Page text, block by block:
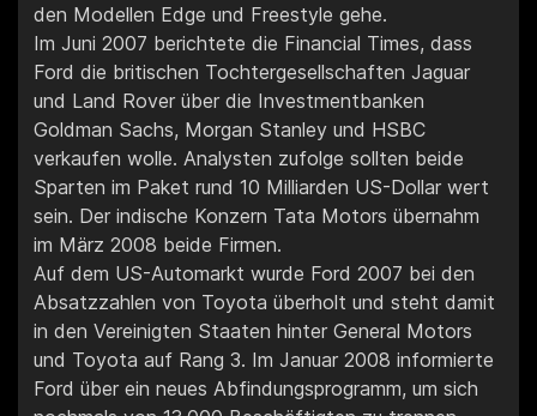
den Modellen Edge und Freestyle gehe.
Im Juni 2007 berichtete die Financial Times, dass
Ford die britischen Tochtergesellschaften Jaguar
und Land Rover über die Investmentbanken
Goldman Sachs, Morgan Stanley und HSBC
verkaufen wolle. Analysten zufolge sollten beide
Sparten im Paket rund 10 Milliarden US-Dollar wert
sein. Der indische Konzern Tata Motors übernahm
im März 2008 beide Firmen.
Auf dem US-Automarkt wurde Ford 2007 bei den
Absatzzahlen von Toyota überholt und steht damit
in den Vereinigten Staaten hinter General Motors
und Toyota auf Rang 3. Im Januar 2008 informierte
Ford über ein neues Abfindungsprogramm, um sich